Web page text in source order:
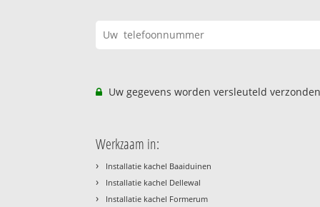
Uw gegevens worden versleuteld
Werkzaam in:
› Installatie kachel Baaiduinen
› Installatie kachel Dellewal
› Installatie kachel Formerum